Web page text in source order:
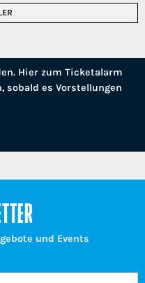
Hier zum Ticketalarm
sobald es Vorstellungen
und Events